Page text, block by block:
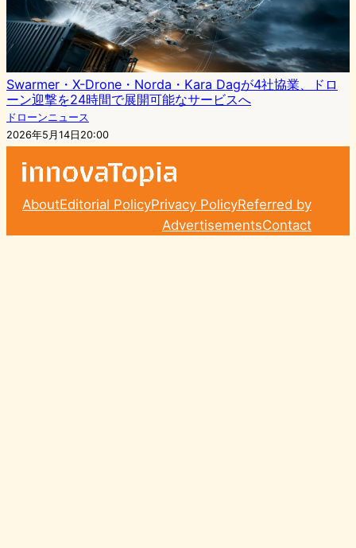
Swarmer・X-Drone・Norda・Kara Dagが4社協業、ドロ
ーン迎撃を24時間で展開可能なサービスへ
ドローンニュース
2026年5月14日20:00
AboutEditorial PolicyPrivacy PolicyReferred by
AdvertisementsContact